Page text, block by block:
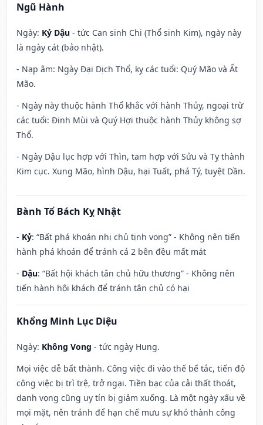
Ngũ Hành
Ngày: Kỷ Dậu - tức Can sinh Chi (Thổ sinh Kim), ngày này
là ngày cát (bảo nhật).
- Nạp âm: Ngày Đại Dịch Thổ, kỵ các tuổi: Quý Mão và Ất
Mão.
- Ngày này thuộc hành Thổ khắc với hành Thủy, ngoại trừ
các tuổi: Đinh Mùi và Quý Hợi thuộc hành Thủy không sợ
Thổ.
- Ngày Dậu lục hợp với Thìn, tam hợp với Sửu và Tỵ thành
Kim cục. Xung Mão, hình Dậu, hại Tuất, phá Tý, tuyệt Dần.
Bành Tổ Bách Kỵ Nhật
- Kỷ: “Bất phá khoán nhị chủ tịnh vong” - Không nên tiến
hành phá khoán để tránh cả 2 bên đều mất mát
- Dậu: “Bất hội khách tân chủ hữu thương” - Không nên
tiến hành hội khách để tránh tân chủ có hại
Khổng Minh Lục Diệu
Ngày: Không Vong - tức ngày Hung.
Mọi việc dễ bất thành. Công việc đi vào thế bế tắc, tiến độ
công việc bị trì trệ, trở ngại. Tiền bạc của cải thất thoát,
danh vọng cũng uy tín bị giảm xuống. Là một ngày xấu về
mọi mặt, nên tránh để hạn chế mưu sự khó thành công